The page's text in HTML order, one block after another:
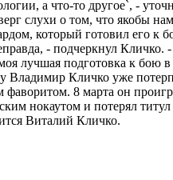
а что-то другое`, -
слухи о том, что якобы
который готовил его к
- подчеркнул Кличко.
лучшая подготовка к бою в
Кличко уже
фаворитом. 8 марта он
нокаутом и потерял
Виталий Кличко.